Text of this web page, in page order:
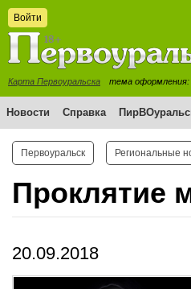
Войти
Карта Первоуральска тема оформления:
Новости Справка
Первоуральск Региональные
Проклятие
20.09.2018